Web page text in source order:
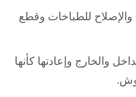
والإصلاح للطباخات وقطع
والخارج وإعادتها كأنها